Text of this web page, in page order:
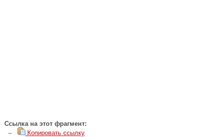
Cсылка на этот фрагмент:
–
Копировать ссылку